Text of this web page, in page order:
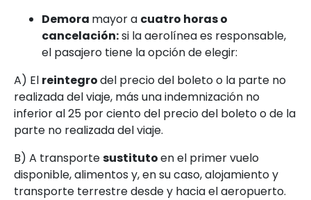
Demora mayor a cuatro horas o
cancelación:si la aerolínea es responsable,
el pasajero tiene la opción de elegir:
A) El reintegrodel precio del boleto o la parte no
realizada del viaje, más una indemnización no
inferior al 25 por ciento del precio del boleto o de la
parte no realizada del viaje.
B) A transportesustitutoen el primer vuelo
disponible, alimentos y, en su caso, alojamiento y
transporte terrestre desde y hacia el aeropuerto.